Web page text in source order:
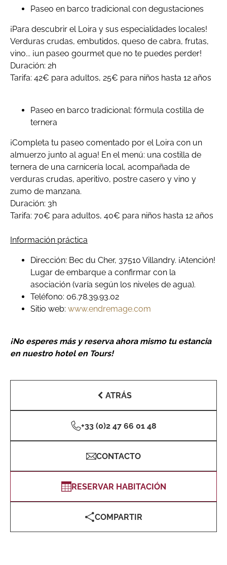
Paseo en barco tradicional con degustaciones
¡Para descubrir el Loira y sus especialidades locales!
Verduras crudas, embutidos, queso de cabra, frutas,
vino... ¡un paseo gourmet que no te puedes perder!
Duración: 2h
Tarifa: 42€ para adultos, 25€ para niños hasta 12 años
Paseo en barco tradicional: fórmula costilla de
ternera
¡Completa tu paseo comentado por el Loira con un
almuerzo junto al agua! En el menú: una costilla de
ternera de una carnicería local, acompañada de
verduras crudas, aperitivo, postre casero y vino y
zumo de manzana.
Duración: 3h
Tarifa: 70€ para adultos, 40€ para niños hasta 12 años
Información práctica
Dirección: Bec du Cher, 37510 Villandry. ¡Atención!
Lugar de embarque a confirmar con la
asociación (varía según los niveles de agua).
Teléfono: 06.78.39.93.02
Sitio web: www.endremage.com
¡No esperes más y reserva ahora mismo tu estancia
en nuestro hotel en Tours!
ATRÁS
+33 (0)2 47 66 01 48
CONTACTO
RESERVAR HABITACIÓN
COMPARTIR